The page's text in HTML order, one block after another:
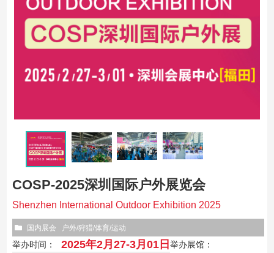
COSP-2025深圳国际户外展览会
Shenzhen International Outdoor Exhibition 2025
国内展会 户外/狩猎/体育/运动
举办时间： 2025年2月27-3月01日 举办展馆：